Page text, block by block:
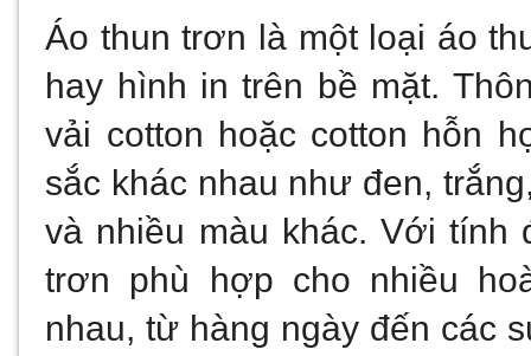
Áo thun trơn là một loại áo
hay hình in trên bề mặt.
vải cotton hoặc cotton hỗn
sắc khác nhau như đen,
và nhiều màu khác. Với tính
trơn phù hợp cho nhiều
nhau, từ hàng ngày đến các